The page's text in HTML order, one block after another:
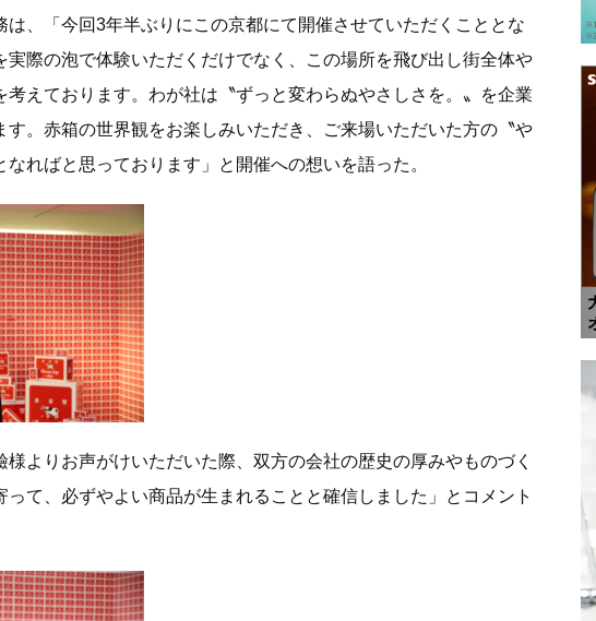
は、「今回3年半ぶりにこの京都にて開催させていただくこととな
実際の泡で体験いただくだけでなく、この場所を飛び出し街全体や
考えております。わが社は〝ずっと変わらぬやさしさを。〟を企業
す。赤箱の世界観をお楽しみいただき、ご来場いただいた方の〝や
ればと思っております」と開催への想いを語った。
よりお声がけいただいた際、双方の会社の歴史の厚みやものづく
って、必ずやよい商品が生まれることと確信しました」とコメント